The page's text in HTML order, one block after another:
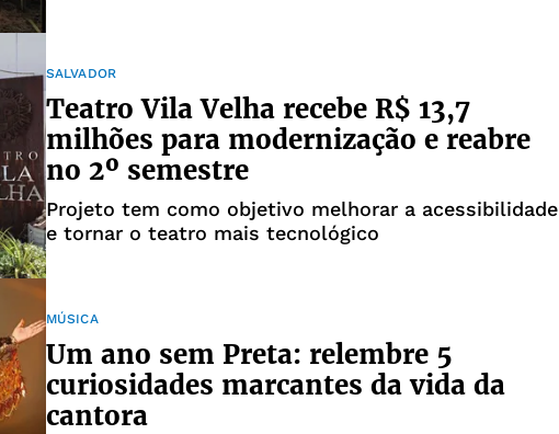
SALVADOR
Teatro Vila Velha recebe R$ 13,7
milhões para modernização e reabre
no 2º semestre
Projeto tem como objetivo melhorar a acessibilidade
e tornar o teatro mais tecnológico
MÚSICA
Um ano sem Preta: relembre 5
curiosidades marcantes da vida da
cantora